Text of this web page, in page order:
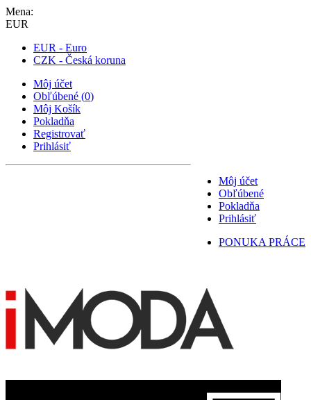
Mena:
EUR
EUR - Euro
CZK - Česká koruna
Môj účet
Obľúbené (0)
Môj Košík
Pokladňa
Registrovať
Prihlásiť
Môj účet
Obľúbené
Pokladňa
Prihlásiť
PONUKA PRÁCE